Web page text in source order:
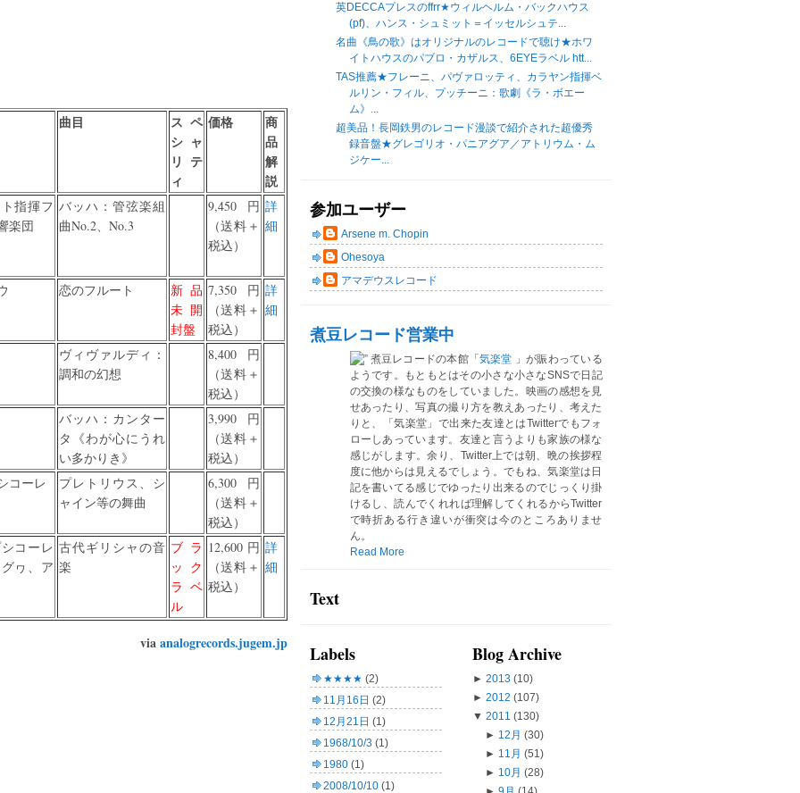
曲目
スペ
シャ
リテ
ィ
価格
商
品
解
説
指揮フ
楽団
バッハ：管弦楽組
曲No.2、No.3
9,450円
（送料＋
税込）
詳
細
恋のフルート
新品
未開
封盤
7,350円
（送料＋
税込）
詳
細
ヴィヴァルディ：
調和の幻想
8,400円
（送料＋
税込）
バッハ：カンター
タ《わが心にうれ
い多かりき》
3,990円
（送料＋
税込）
コーレ
プレトリウス、シ
ャイン等の舞曲
6,300円
（送料＋
税込）
コーレ
ヮ、ア
古代ギリシャの音
楽
ブラ
ック
ラベ
ル
12,600円
（送料＋
税込）
詳
細
viaanalogrecords.jugem.jp
英DECCAプレスのffrr★ウィルヘルム・バックハウス
(pf)、ハンス・シュミット＝イッセルシュテ...
名曲《鳥の歌》はオリジナルのレコードで聴け★ホワ
イトハウスのパブロ・カザルス、6EYEラベル htt...
TAS推薦★フレーニ、パヴァロッティ、カラヤン指揮ベ
ルリン・フィル、プッチーニ：歌劇《ラ・ボエー
ム》...
超美品！長岡鉄男のレコード漫談で紹介された超優秀
録音盤★グレゴリオ・パニアグア／アトリウム・ム
ジケー...
参加ユーザー
Arsene m. Chopin
Ohesoya
アマデウスレコード
煮豆レコード営業中
煮豆レコードの本館「 気楽堂 」が賑わっている
ようです。もともとはその小さな小さなSNSで日記
の交換の様なものをしていました。映画の感想を見
せあったり、写真の撮り方を教えあったり、考えた
りと、「気楽堂」で出来た友達とはTwitterでもフォ
ローしあっています。友達と言うよりも家族の様な
感じがします。余り、Twitter上では朝、晩の挨拶程
度に他からは見えるでしょう。でもね、気楽堂は日
記を書いてる感じでゆったり出来るのでじっくり掛
けるし、読んでくれれば理解してくれるからTwitter
で時折ある行き違いが衝突は今のところありませ
ん。
Read More
Text
Labels
★★★★ (2)
11月16日 (2)
12月21日 (1)
1968/10/3 (1)
1980 (1)
2008/10/10 (1)
Blog Archive
► 2013 (10)
► 2012 (107)
▼ 2011 (130)
► 12月 (30)
► 11月 (51)
► 10月 (28)